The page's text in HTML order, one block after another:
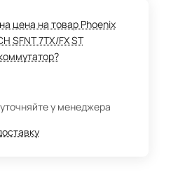
цена на товар Phoenix
SFNT 7TX/FX ST
у менеджера